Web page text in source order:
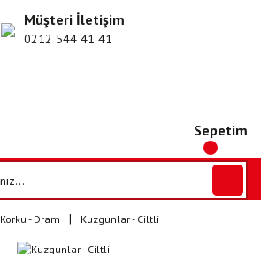
Müşteri İletişim
0212 544 41 41
Sepetim
Korku - Dram Kuzgunlar - Ciltli